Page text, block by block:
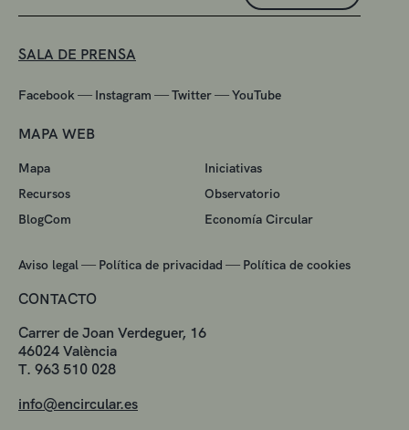
SALA DE PRENSA
Facebook — Instagram —Twitter—YouTube
MAPA WEB
Mapa
Iniciativas
Recursos
Observatorio
BlogCom
Economía Circular
Aviso legal — Política de privacidad — Política de cookies
CONTACTO
Carrer de Joan Verdeguer, 16
46024 València
T. 963 510 028
info@encircular.es